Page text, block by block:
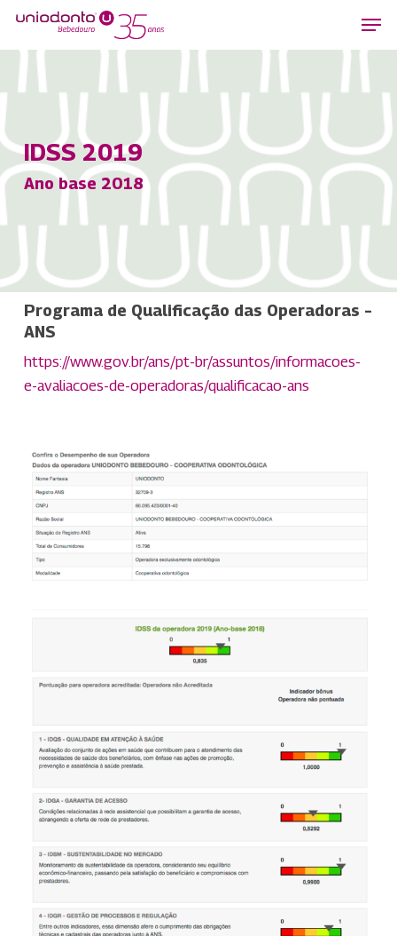
Skip
IDSS 2019
Ano base 2018
Programa de Qualificação das Operadoras –
ANS
https://www.gov.br/ans/pt-br/assuntos/informacoes-
e-avaliacoes-de-operadoras/qualificacao-ans